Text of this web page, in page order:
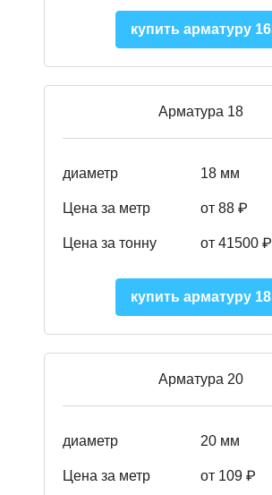
купить арматуру 16
Арматура 18
диаметр 18 мм
Цена за метр от 88 ₽
Цена за тонну от 41500 ₽
купить арматуру 18
Арматура 20
диаметр 20 мм
Цена за метр от 109 ₽